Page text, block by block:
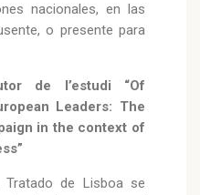
nacionales, en las
o presente para
de l’estudi “Of
Leaders: The
in the context of
Tratado de Lisboa se